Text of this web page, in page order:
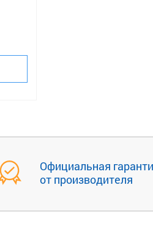
Официальная
от производителя